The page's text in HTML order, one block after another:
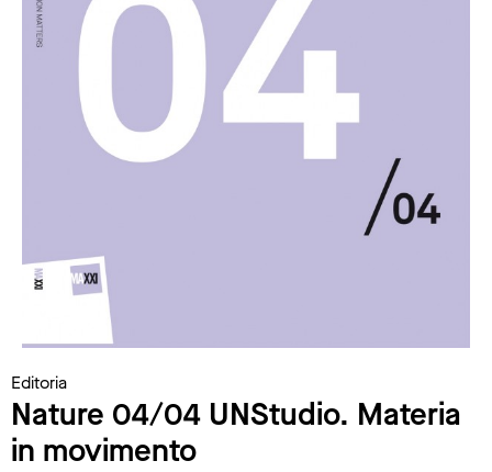
Editoria
Nature 04/04 UNStudio. Materia
in movimento